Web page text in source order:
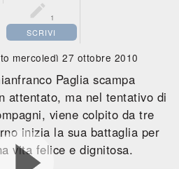
 1
SCRIVI
mercoledì 27 ottobre 2010
Paglia scampa
attentato, ma nel tentativo di
viene colpito da tre
inizia la sua battaglia per
vita felice e dignitosa.